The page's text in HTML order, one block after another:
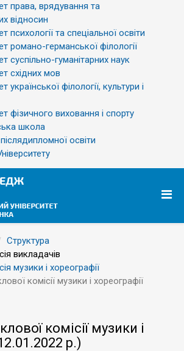
права, врядування та
відносин
психології та спеціальної освіти
романо-германської філології
суспільно-гуманітарних наук
східних мов
української філології, культури і
фізичного виховання і спорту
школа
післядипломної освіти
Структура
викладачів
музики і хореографії
комісії музики і хореографії
комісії музики і
р.)